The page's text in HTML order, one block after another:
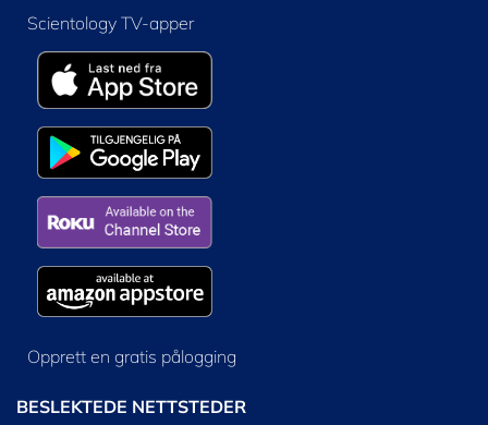
Scientology TV-apper
Opprett en gratis pålogging
BESLEKTEDE NETTSTEDER